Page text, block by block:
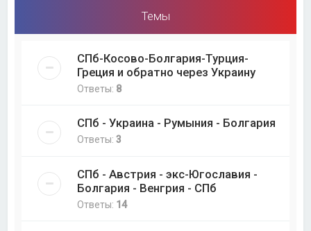
Темы
СПб-Косово-Болгария-Турция-
Греция и обратно через Украину
Ответы: 8
СПб - Украина - Румыния - Болгария
Ответы:3
СПб - Австрия - экс-Югославия -
Болгария - Венгрия - СПб
Ответы: 14